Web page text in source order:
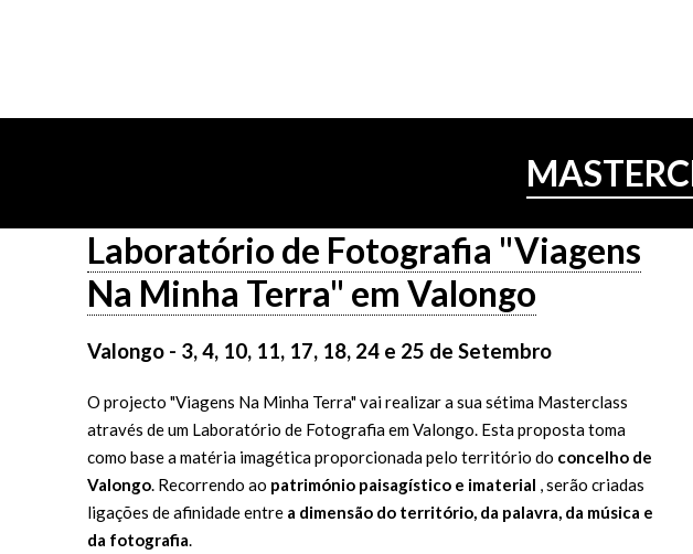
Laboratório de Fotografia "Viagens
Na Minha Terra" em Valongo
Valongo - 3, 4, 10, 11, 17, 18, 24 e 25 de Setembro
O projecto "Viagens Na Minha Terra" vai realizar a sua sétima Masterclass
através de um Laboratório de Fotografia em Valongo. Esta proposta toma
como base a matéria imagética proporcionada pelo território do concelho de
Valongo. Recorrendo ao património paisagístico e imaterial , serão criadas
ligações de afinidade entre a dimensão do território, da palavra, da música e
da fotografia.